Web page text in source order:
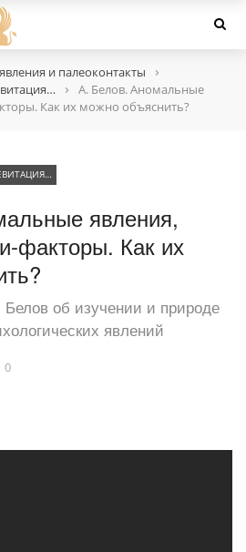
и палеоконтакты ›
›
А. Белов. Аномальные
Как их можно объяснить?
явления,
факторы. Как их
об изучении и природе
явлений
0